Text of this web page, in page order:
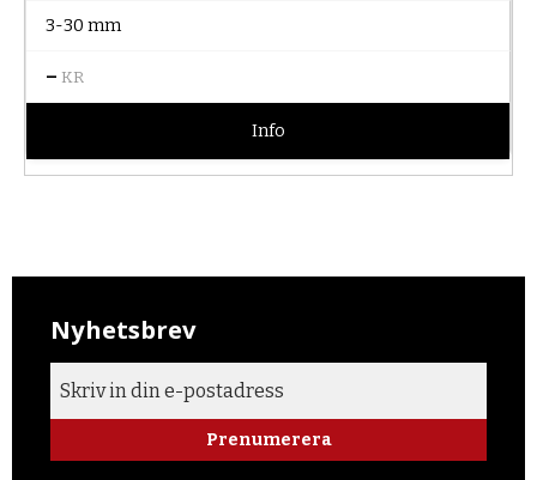
3-30 mm
– KR
Info
Nyhetsbrev
Prenumerera